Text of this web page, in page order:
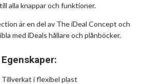
alla knappar och funktioner.
är en del av The iDeal Concept och
med iDeals hållare och plånböcker.
Egenskaper:
Tillverkat i flexibel plast